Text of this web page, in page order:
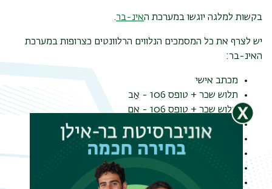
בקשות למלגה יוגשו במערכת האינ-בר.
יש לצרף את כל המסמכים הנלווים הרלוונטים כצרופות במערכת
האינ-בר:
מכתב אישי
תלוש שכר + טופס 106 - אַב
תלוש שכר + טופס 106 - אֵם
תלוש שכר + טופס 106 - סטודנט
לעצמאיים: שומה שנתי
קצבאות ביטוח לאומי
מכתב מעובד סוציאלי או לשכת רווחה